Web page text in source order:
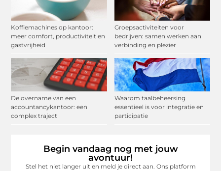
Koffiemachines op kantoor:
meer comfort, productiviteit en
gastvrijheid
Groepsactiviteiten voor
bedrijven: samen werken aan
verbinding en plezier
De overname van een
accountancykantoor: een
complex traject
Waarom taalbeheersing
essentieel is voor integratie en
participatie
Begin vandaag nog met jouw
avontuur!
Stel het niet langer uit en meld je direct aan. Ons platform